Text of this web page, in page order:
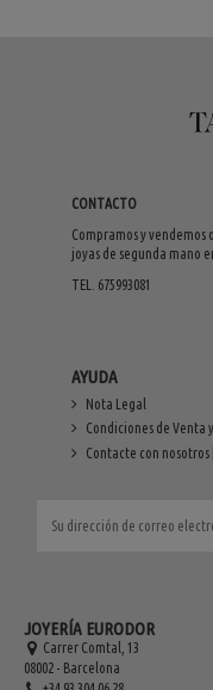
CONTACTO
Compramos y
joyas de segunda mano
TEL. 675993081
AYUDA
Nota Legal
Condiciones de Venta
Contacte con nosotros
JOYERÍA EURODOR
Carrer Comtal, 13
08002 - Barcelona